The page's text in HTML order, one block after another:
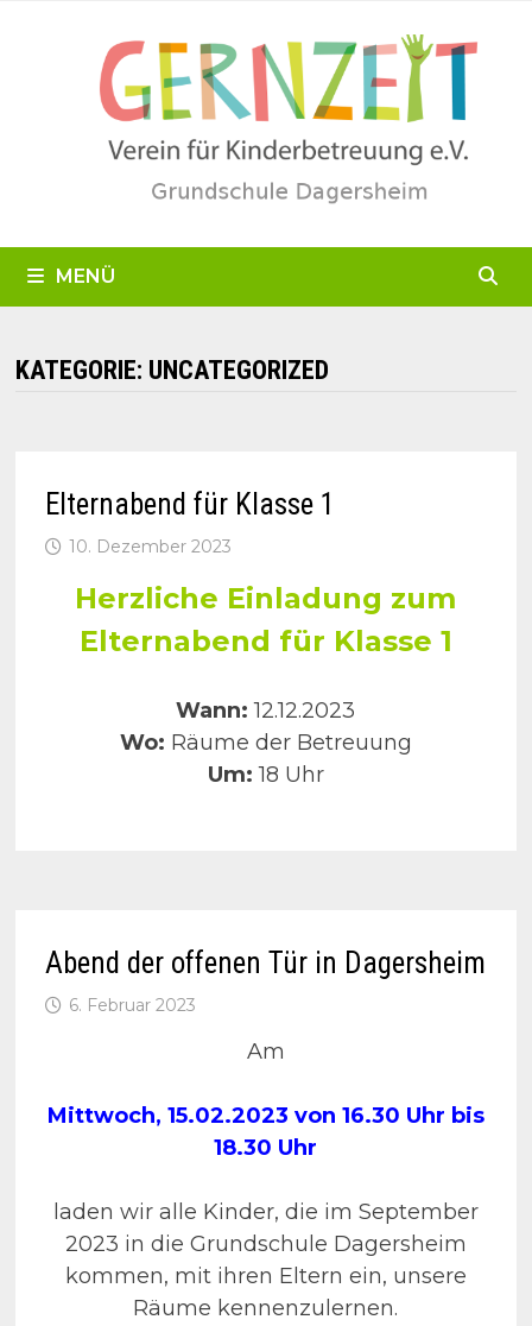
MENÜ
KATEGORIE: UNCATEGORIZED
Elternabend für Klasse 1
10. Dezember 2023
Herzliche Einladung zum
Elternabend für Klasse 1
Wann: 12.12.2023
Wo: Räume der Betreuung
Um: 18 Uhr
Abend der offenen Tür in Dagersheim
6. Februar 2023
Am
Mittwoch, 15.02.2023 von 16.30 Uhr bis
18.30 Uhr
laden wir alle Kinder, die im September
2023 in die Grundschule Dagersheim
kommen, mit ihren Eltern ein, unsere
Räume kennenzulernen.